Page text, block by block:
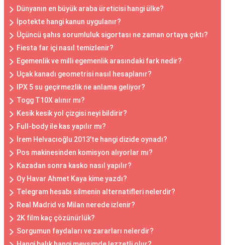
Dünyanın en büyük araba üreticisi hangi ülke?
İpotekte hangi kanun uygulanır?
Üçüncü şahıs sorumluluk sigortası ne zaman ortaya çıktı?
Fiesta far içi nasıl temizlenir?
Egemenlik ve milli egemenlik arasındaki fark nedir?
Uçak kanadı geometrisi nasıl hesaplanır?
IPX 5 su geçirmezlik ne anlama geliyor?
Togg T10X alınır mı?
Kesik kesik yol çizgisi neyi bildirir?
Full-body ile kas yapılır mı?
İrem Helvacıoğlu 2013'te hangi dizide oynadı?
Pos makinesinden komisyon alıyorlar mı?
Kazadan sonra kasko nasıl yapılır?
Oy Havar Ahmet Kaya kime yazdı?
Telegram hesabı silmenin alternatifleri nelerdir?
Real Madrid vs Milan nerede izlenir?
2K film kaç çözünürlük?
Sorgumun faydaları ve zararları nelerdir?